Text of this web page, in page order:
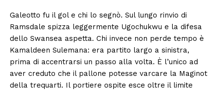
Galeotto fu il gol e chi lo segnò. Sul lungo rinvio di
Ramsdale spizza leggermente Ugochukwu e la difesa
dello Swansea aspetta. Chi invece non perde tempo è
Kamaldeen Sulemana: era partito largo a sinistra,
prima di accentrarsi un passo alla volta. È l’unico ad
aver creduto che il pallone potesse varcare la Maginot
della trequarti. Il portiere ospite esce oltre il limite